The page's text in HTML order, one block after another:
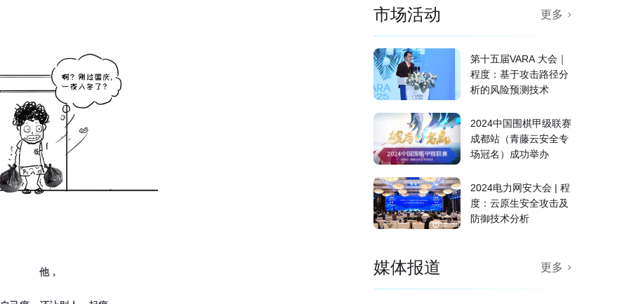
他，
市场活动 更多
第十五届VARA 大会｜
程度：基于攻击路径分
析的风险预测技术
2024中国围棋甲级联赛
成都站（青藤云安全专
场冠名）成功举办
2024电力网安大会 | 程
度：云原生安全攻击及
防御技术分析
媒体报道 更多